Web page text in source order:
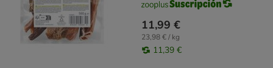
11,99 €
23,98 € / kg
11,39 €